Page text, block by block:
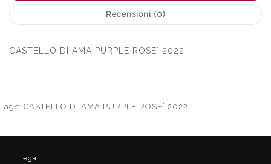
Recensioni (0)
CASTELLO DI AMA PURPLE ROSE´ 2022
Tags: CASTELLO DI AMA PURPLE ROSE´ 2022
Legal